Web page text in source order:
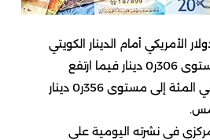
الأمريكي أمام الدينار الكويتي
اليوم الاثنين عند مستوى 306ر0 دينار فيما ارتفع
اليورو بنسبة 26ر0 في المئة إلى مستوى 356ر0 دينار
في نشرته اليومية على